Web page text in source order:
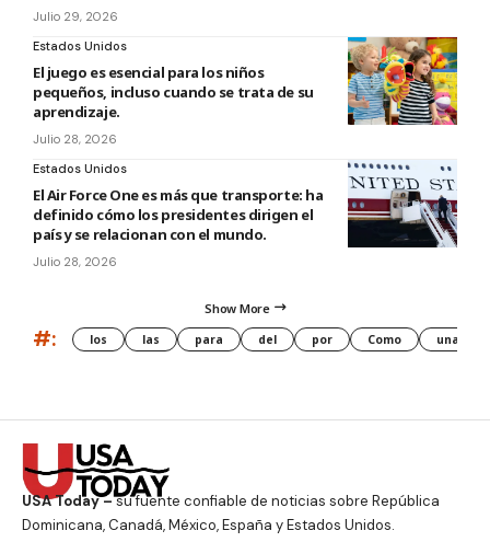
Julio 29, 2026
Estados Unidos
El juego es esencial para los niños
pequeños, incluso cuando se trata de su
aprendizaje.
Julio 28, 2026
Estados Unidos
El Air Force One es más que transporte: ha
definido cómo los presidentes dirigen el
país y se relacionan con el mundo.
Julio 28, 2026
Show More
#: los las para del por Como una
USA Today –su fuente confiable de noticias sobre República
Dominicana, Canadá, México, España y Estados Unidos.